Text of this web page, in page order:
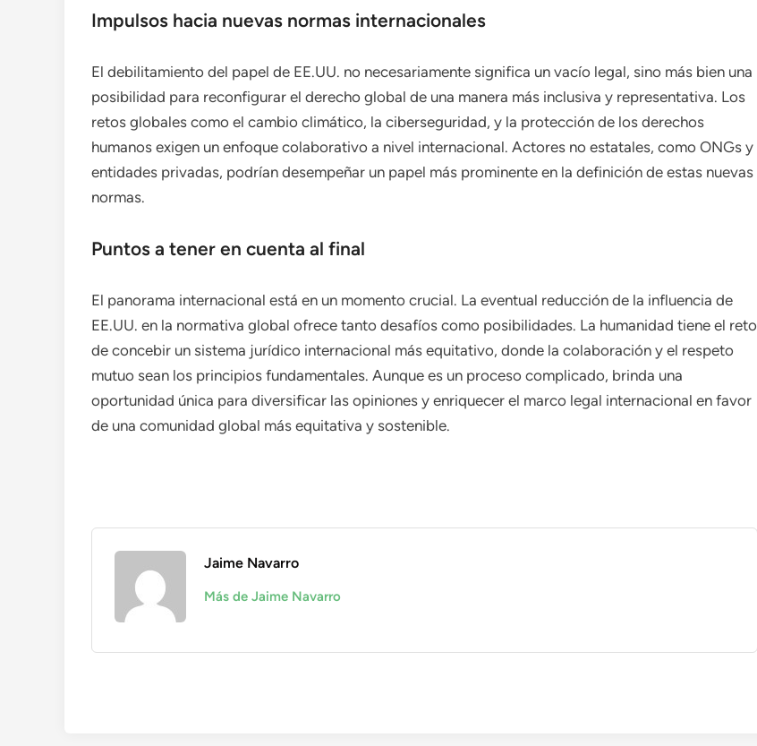
Impulsos hacia nuevas normas internacionales
El debilitamiento del papel de EE.UU. no necesariamente significa un vacío legal, sino más bien una
posibilidad para reconfigurar el derecho global de una manera más inclusiva y representativa. Los
retos globales como el cambio climático, la ciberseguridad, y la protección de los derechos
humanos exigen un enfoque colaborativo a nivel internacional. Actores no estatales, como ONGs y
entidades privadas, podrían desempeñar un papel más prominente en la definición de estas nuevas
normas.
Puntos a tener en cuenta al final
El panorama internacional está en un momento crucial. La eventual reducción de la influencia de
EE.UU. en la normativa global ofrece tanto desafíos como posibilidades. La humanidad tiene el reto
de concebir un sistema jurídico internacional más equitativo, donde la colaboración y el respeto
mutuo sean los principios fundamentales. Aunque es un proceso complicado, brinda una
oportunidad única para diversificar las opiniones y enriquecer el marco legal internacional en favor
de una comunidad global más equitativa y sostenible.
Jaime Navarro
Más de Jaime Navarro